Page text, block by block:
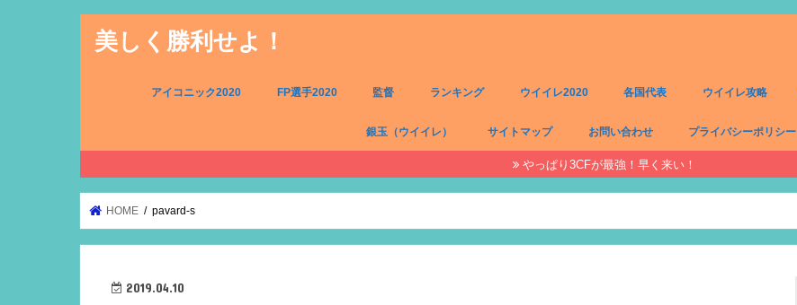
美しく勝利せよ！
アイコニック2020 FP選手2020 監督 ランキング ウイイレ2020 各国代表 ウイイレ攻略
銀玉（ウイイレ） サイトマップ お問い合わせ プライバシーポリシー
やっぱり3CFが最強！早く来い！
HOME pavard-s
2019.04.10